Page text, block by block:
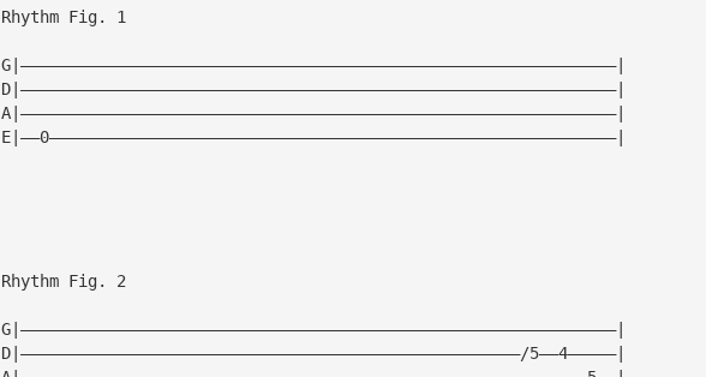
Rhythm Fig. 1
G|——————————————————————————————————————————————————————————————|
D|——————————————————————————————————————————————————————————————|
A|——————————————————————————————————————————————————————————————|
E|——0———————————————————————————————————————————————————————————|
Rhythm Fig. 2
G|——————————————————————————————————————————————————————————————|
D|————————————————————————————————————————————————————/5——4—————|